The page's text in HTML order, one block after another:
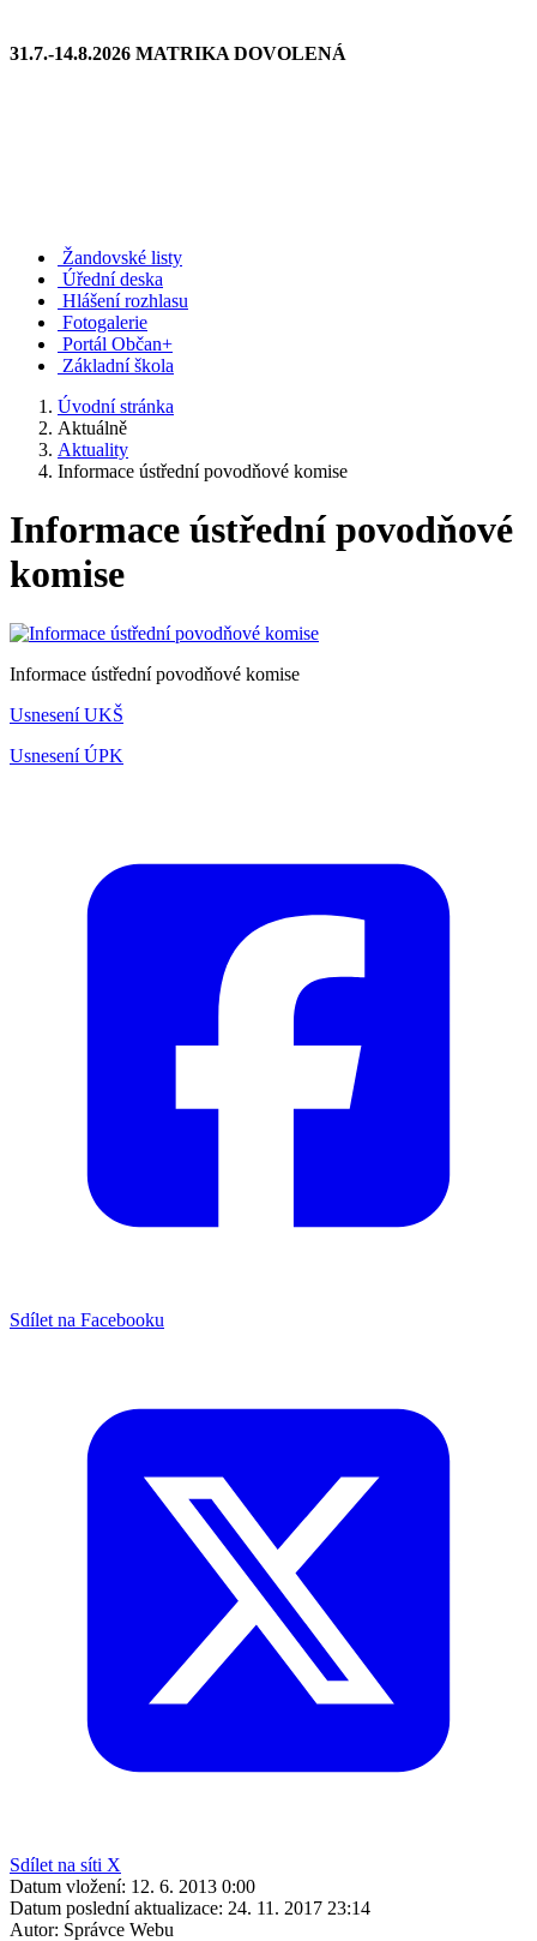
31.7.-14.8.2026 MATRIKA DOVOLENÁ
Žandovské listy
Úřední deska
Hlášení rozhlasu
Fotogalerie
Portál Občan+
Základní škola
Úvodní stránka
Aktuálně
Aktuality
Informace ústřední povodňové komise
Informace ústřední povodňové
komise
Informace ústřední povodňové komise
Usnesení UKŠ
Usnesení ÚPK
Sdílet na Facebooku
Sdílet na síti X
Datum vložení: 12. 6. 2013 0:00
Datum poslední aktualizace: 24. 11. 2017 23:14
Autor: Správce Webu